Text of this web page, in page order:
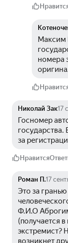
Максим
номера
Николай Зак17
Госномер
государства.
за
Нравится
Роман П.17
Это за
Ф.И.О
(получается
экстремист?
возникнет